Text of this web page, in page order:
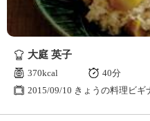
大庭 英子
370kcal
40分
2015/09/10 きょうの料理ビギ